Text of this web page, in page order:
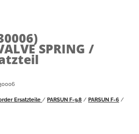
SPRING /
Ersatzteile / PARSUN F-9.8 / PARSUN F-6 /